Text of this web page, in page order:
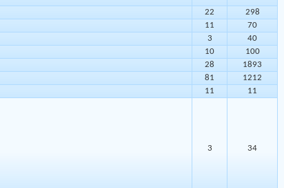
22
298
11
70
3
40
10
100
28
1893
81
1212
11 11
3 34